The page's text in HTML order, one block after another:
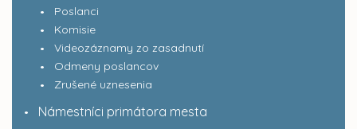
Poslanci
Komisie
Videozáznamy zo zasadnutí
Odmeny poslancov
Zrušené uznesenia
Námestníci primátora mesta